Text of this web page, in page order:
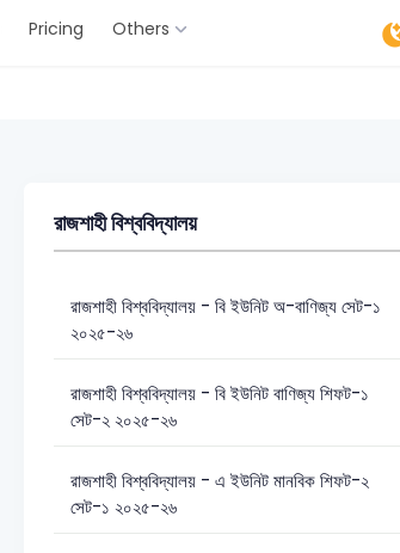
Pricing Others
রাজশাহী বিশ্ববিদ্যালয়
রাজশাহী বিশ্ববিদ্যালয় - বি ইউনিট অ-বাণিজ্য সেট-১
২০২৫-২৬
রাজশাহী বিশ্ববিদ্যালয় - বি ইউনিট বাণিজ্য শিফট-১
সেট-২ ২০২৫-২৬
রাজশাহী বিশ্ববিদ্যালয় - এ ইউনিট মানবিক শিফট-২
সেট-১ ২০২৫-২৬